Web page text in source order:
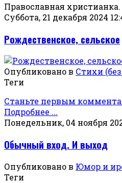
Православная
Суббота, 21 декабря 2024
Рождественское, сельское
Опубликовано в Стихи
Теги
Станьте первым
Подробнее ...
Понедельник, 04 ноября
Обычный вход. И выход
Опубликовано в Юмор и
Теги